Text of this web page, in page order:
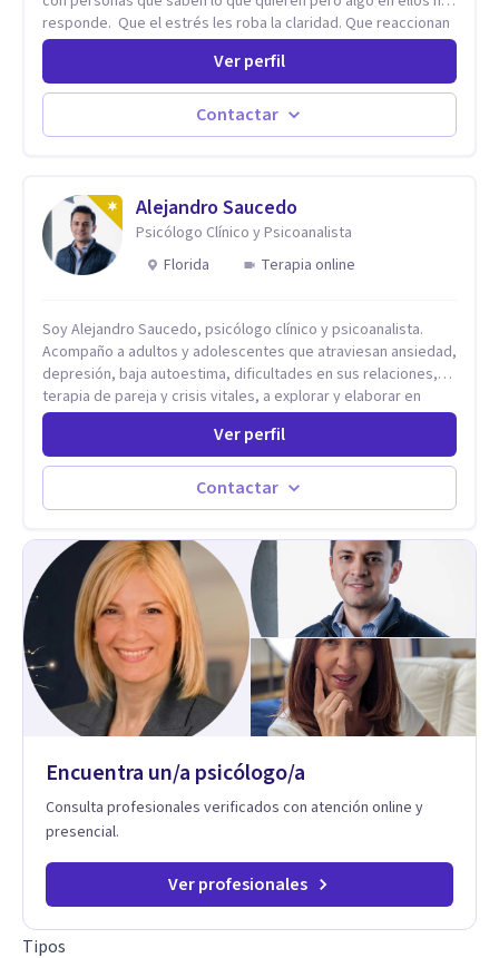
responde. Que el estrés les roba la claridad. Que reaccionan
antes de pensar y después se arrepienten. Que las
relaciones importantes se desgastan sin poder detenerlo. Mi
enfoque combina la neurociencia del comportamiento con la
psicoterapia de profundidad. No trabajo sobre los síntomas.
Trabajo sobre el sistema nervioso — el mecanismo que
patrón cambie.
Ver perfil
Contactar
Alejandro Saucedo
Psicólogo Clínico y Psicoanalista
Florida
Terapia online
Soy Alejandro Saucedo, psicólogo clínico y psicoanalista.
Acompaño a adultos y adolescentes que atraviesan ansiedad,
depresión, baja autoestima, dificultades en sus relaciones,
terapia de pareja y crisis vitales, a explorar y elaborar en
profundidad los conflictos internos que generan malestar en
autoconocimiento y análisis, es posible acceder a las
historias personales, elaborar las experiencias del pasado y
resignificarlas, liberando su influencia para construir un futuro
crea un espacio de verbalización libre y sin filtros. A través de
esta conversación abierta y del trabajo analítico conjunto, se
exploran las vivencias que aún condicionan el presente, se les
otorga un nuevo sentido y se transforma su impacto
emocional. De esta forma, los pacientes logran mayor
claridad sobre sí mismos, reducen significativamente su
sufrimiento y alcanzan cambios profundos y duraderos en su
vida y relaciones personales.
Ver perfil
Contactar
Encuentra un/a psicólogo/a
Consulta profesionales verificados con atención online y
presencial.
Ver profesionales
Tipos